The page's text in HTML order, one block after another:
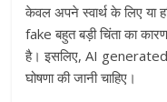
केवल अपने स्वार्थ के लिए या
fake बहुत बड़ी चिंता का
है। इसलिए, AI
घोषणा की जानी चाहिए।